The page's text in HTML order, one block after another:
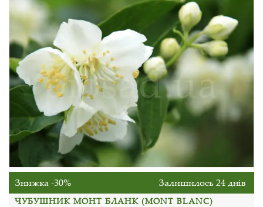
Знижка -30% Залишилось 24 днів
ЧУБУШНИК МОНТ БЛАНК (MONT BLANC)